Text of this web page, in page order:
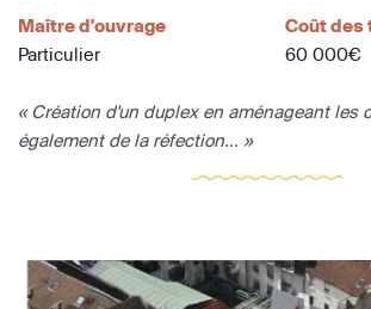
Maître d'ouvrage
Particulier
Coût des
60 000€
« Création d'un duplex en aménageant les
également de la réfection... »